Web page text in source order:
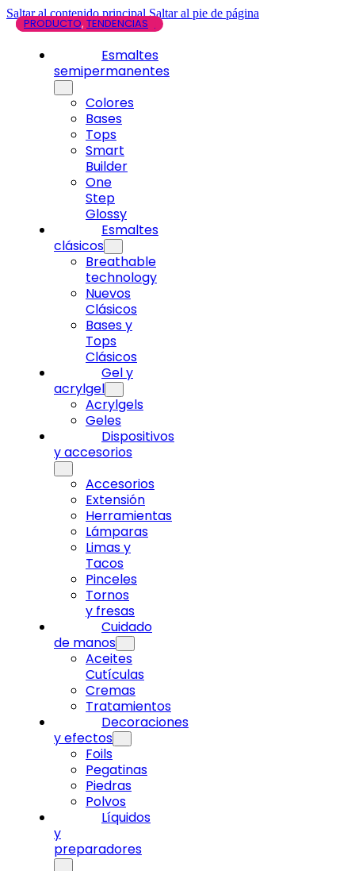
Saltar al contenido principal Saltar al pie de página
Esmaltes
semipermanentes
Colores
Bases
Tops
Smart
Builder
One
Step
Glossy
Esmaltes
clásicos
Breathable
technology
Nuevos
Clásicos
Bases y
Tops
Clásicos
Gel y
acrylgel
Acrylgels
Geles
Dispositivos
y accesorios
Accesorios
Extensión
Herramientas
Lámparas
Limas y
Tacos
Pinceles
Tornos
y fresas
Cuidado
de manos
Aceites
Cutículas
Cremas
Tratamientos
Decoraciones
y efectos
Foils
Pegatinas
Piedras
Polvos
Líquidos
y
preparadores
PRODUCTO, TENDENCIAS
INFORMATIVO,PRODUCTO
PRODUCTO, TENDENCIAS